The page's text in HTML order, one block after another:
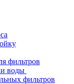
фильтров
воды
фильтров